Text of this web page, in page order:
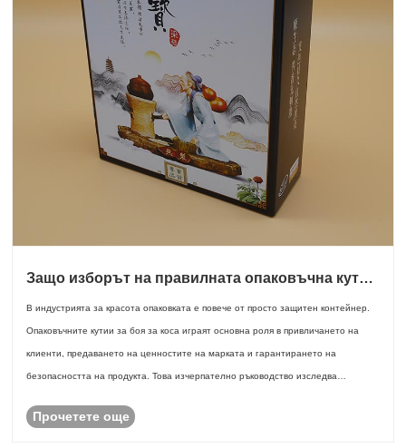
Защо изборът на правилната опаковъчна кутия
успеха на вашата марка
В индустрията за красота опаковката е повече от просто защитен контейнер.
Опаковъчните кутии за боя за коса играят основна роля в привличането на
клиенти, предаването на ценностите на марката и гарантирането на
безопасността на продукта. Това изчерпателно ръководство изследва
Прочетете още